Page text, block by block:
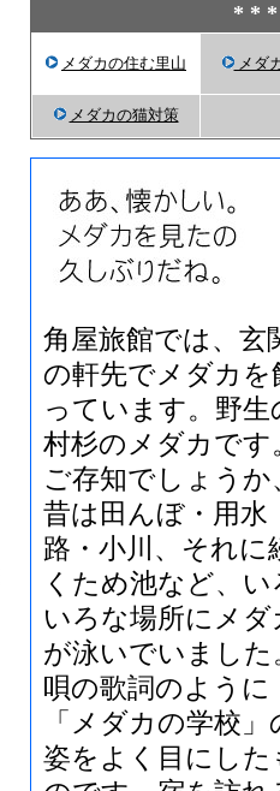
* *
メダカの住む里山 メダ
メダカの猫対策
角屋旅館では、玄
の軒先でメダカを
っています。野生
村杉のメダカです
ご存知でしょうか
昔は田んぼ・用水
路・小川、それに
くため池など、い
いろな場所にメダ
が泳いでいました
唄の歌詞のように
「メダカの学校」
姿をよく目にした